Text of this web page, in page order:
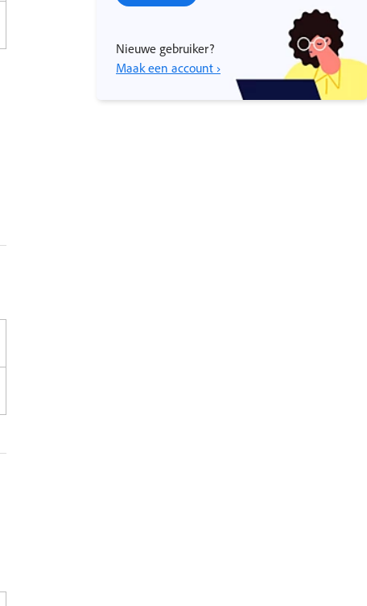
Nieuwe gebruiker?
Maak een account ›